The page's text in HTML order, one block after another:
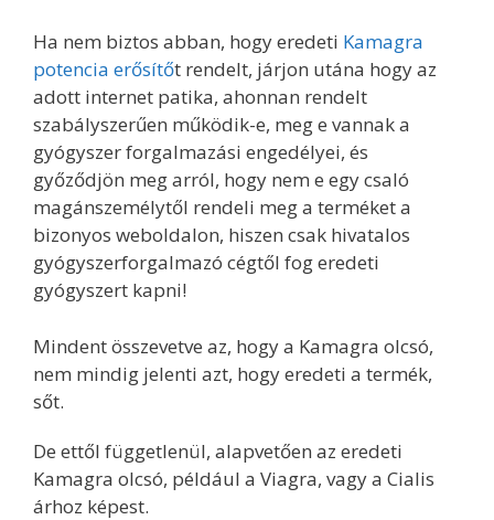
Ha nem biztos abban, hogy eredeti Kamagra
potencia erősítőt rendelt, járjon utána hogy az
adott internet patika, ahonnan rendelt
szabályszerűen működik-e, meg e vannak a
gyógyszer forgalmazási engedélyei, és
győződjön meg arról, hogy nem e egy csaló
magánszemélytől rendeli meg a terméket a
bizonyos weboldalon, hiszen csak hivatalos
gyógyszerforgalmazó cégtől fog eredeti
gyógyszert kapni!
Mindent összevetve az, hogy a Kamagra olcsó,
nem mindig jelenti azt, hogy eredeti a termék,
sőt.
De ettől függetlenül, alapvetően az eredeti
Kamagra olcsó, például a Viagra, vagy a Cialis
árhoz képest.